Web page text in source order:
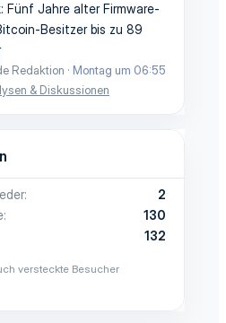
Fünf Jahre alter Firmware-
Besitzer bis zu 89
Redaktion
Montag um 06:55
& Diskussionen
2
130
132
versteckte Besucher